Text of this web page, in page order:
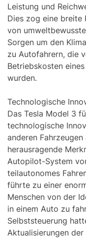
Leistung und
Dies zog eine breite
von
Sorgen um den
zu Autofahrern, die
Betriebskosten
wurden.
Technologische
Das Tesla Model 3
technologische
anderen
herausragende
Autopilot-System
teilautonomes
führte zu einer
Menschen von der
in einem Auto zu
Selbststeuerung
Aktualisierungen